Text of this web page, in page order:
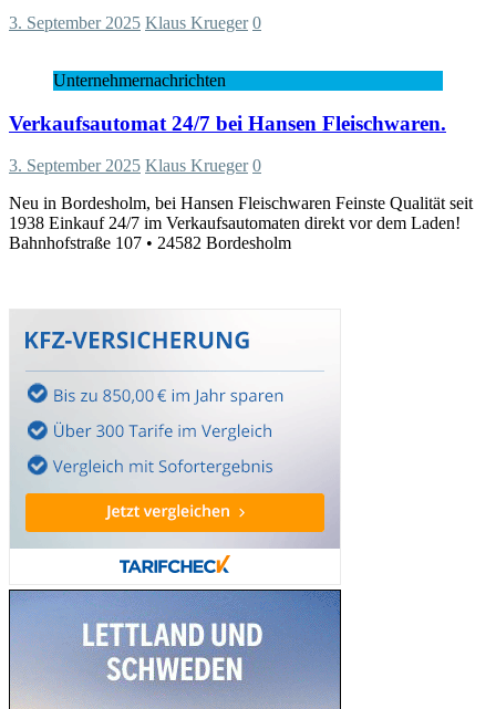
3. September 2025 Klaus Krueger 0
Unternehmernachrichten
Verkaufsautomat 24/7 bei Hansen Fleischwaren.
3. September 2025 Klaus Krueger 0
Neu in Bordesholm, bei Hansen Fleischwaren Feinste Qualität seit
1938 Einkauf 24/7 im Verkaufsautomaten direkt vor dem Laden!
Bahnhofstraße 107 • 24582 Bordesholm